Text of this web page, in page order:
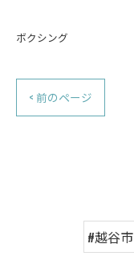
ボクシング
< 前のページ
#越谷市